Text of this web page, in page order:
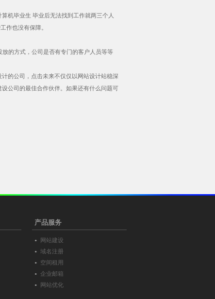
机毕业生 毕业后无法找到工作就两三个人
作也没有保障。
的方式，公司是否有专门的客户人员等等
计的公司，点击未来不仅仅以网站设计站稳深
公司的最佳合作伙伴。如果还有什么问题可
产品服务
网站建设
域名注册
空间租用
企业邮箱
网站优化